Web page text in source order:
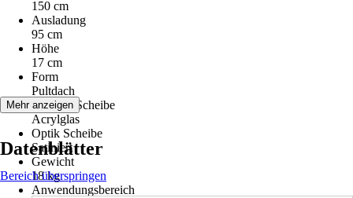
150 cm
Ausladung
95 cm
Höhe
17 cm
Form
Pultdach
Material Scheibe
Acrylglas
Optik Scheibe
Satiniert
Gewicht
18 kg
Anwendungsbereich
Mehr anzeigen
Datenblätter
Bereich überspringen